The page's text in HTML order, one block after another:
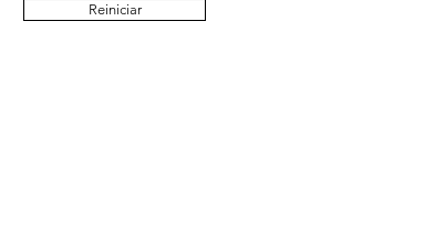
Reiniciar